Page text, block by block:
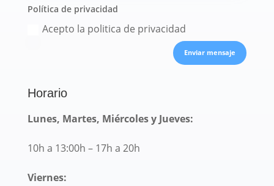
Política de privacidad
Acepto la politica de privacidad
Enviar mensaje
Horario
Lunes, Martes, Miércoles y Jueves:
10h a 13:00h – 17h a 20h
Viernes: